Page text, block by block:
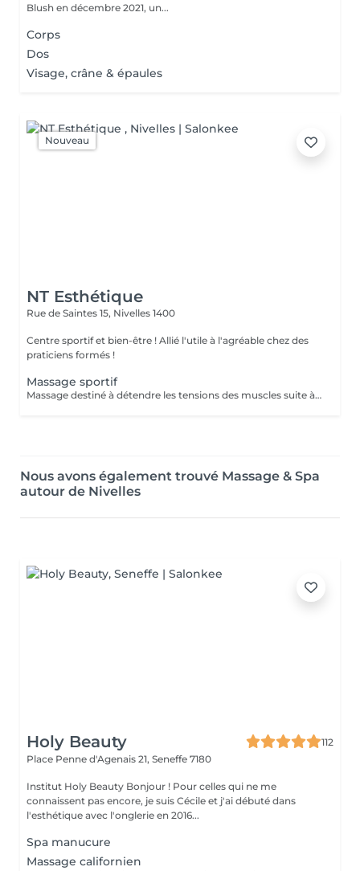
Blush en décembre 2021, un...
Corps
Dos
Visage, crâne & épaules
Nouveau
NT Esthétique
Rue de Saintes 15, Nivelles 1400
Centre sportif et bien-être ! Allié l'utile à l'agréable chez des
praticiens formés !
Massage sportif
Massage destiné à détendre les tensions des muscles suite à un évènement sportif.
Nous avons également trouvé Massage & Spa
autour de Nivelles
Holy Beauty
112
Place Penne d'Agenais 21, Seneffe 7180
Institut Holy Beauty Bonjour ! Pour celles qui ne me
connaissent pas encore, je suis Cécile et j'ai débuté dans
l'esthétique avec l'onglerie en 2016...
Spa manucure
Massage californien